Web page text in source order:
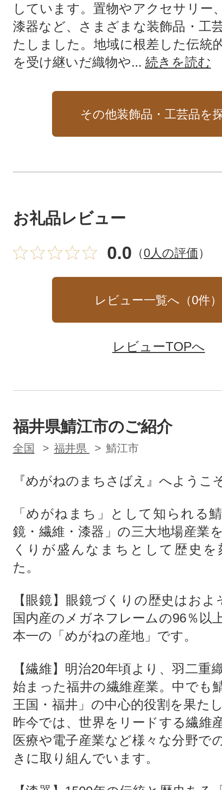
しています。置物やアクセサリー
漆器など、さまざまな装飾品・工
たしました。地域に根差した伝統
を受け継いだ織物や... 続きを読む
その他装飾品・工芸品を
お礼品レビュー
0.0 （0人の評価）
レビュー一覧へ（0件）
レビューTOPへ
福井県鯖江市のご紹介
全国 福井県 鯖江市
『めがねのまちさばえ』へようこ
「めがねまち」として知られる
鏡・繊維・漆器」の三大地場産業
くりが盛んなまちとして歴史
た。
【眼鏡】眼鏡づくりの歴史はおよ
国内産のメガネフレームの96％以
本一の「めがねの産地」です。
【繊維】明治20年頃より、羽二重
始まった福井の繊維産業。中でも
王国・福井」の中心的役割を果た
昨今では、世界をリードする繊維
医療や電子産業など様々な分野で
きに取り組んでいます。